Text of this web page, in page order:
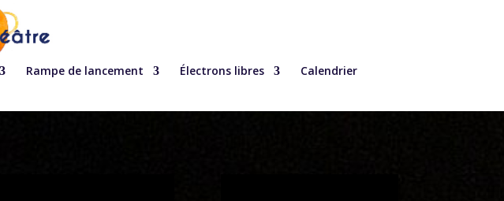
Rampe de lancement Électrons libres
Calendrier